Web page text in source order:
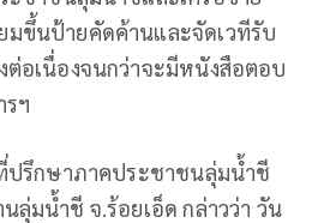
มขึ้นป้ายคัดค้านและจัดเวทีรับ
ต่อเนื่องจนกว่าจะมีหนังสือตอบ
รฯ
ปรึกษาภาคประชาชนลุ่มน้ำชี
ลุ่มน้ำชี จ.ร้อยเอ็ด กล่าวว่า วัน